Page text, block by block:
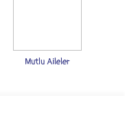
Mutlu Aileler